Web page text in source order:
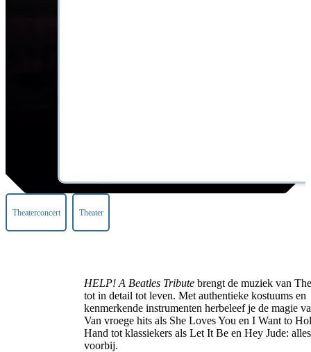
Theaterconcert Theater
HELP! A Beatles Tribute brengt de muziek van
tot in detail tot leven. Met authentieke kostuums en
kenmerkende instrumenten herbeleef je de magie
Van vroege hits als She Loves You en I Want to
Hand tot klassiekers als Let It Be en Hey Jude:
voorbij.